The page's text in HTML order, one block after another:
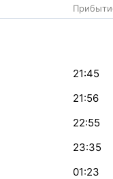
21:45
21:56
22:55
23:35
01:23